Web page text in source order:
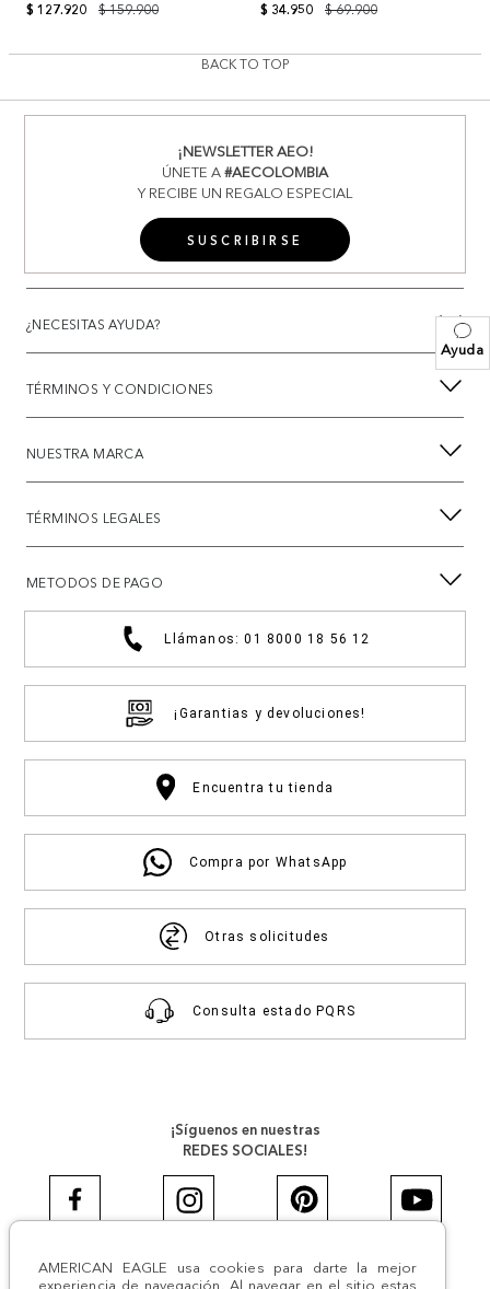
Ayuda
AMERICAN EAGLE usa cookies para darte la mejor
experiencia de navegación. Al navegar en el sitio estas
$ 159.900
$ 127.920
$ 69.900
$ 34.950
BACK TO TOP
¡NEWSLETTER AEO!
ÚNETE A#AECOLOMBIA
Y RECIBE UN REGALO ESPECIAL
SUSCRIBIRSE
¿NECESITAS AYUDA?
TÉRMINOS Y CONDICIONES
NUESTRA MARCA
TÉRMINOS LEGALES
METODOS DE PAGO
Llámanos: 01 8000 18 56 12
¡Garantias y devoluciones!
Encuentra tu tienda
Compra por WhatsApp
Otras solicitudes
Consulta estado PQRS
¡Síguenos en nuestras
REDES SOCIALES!
#AEJEANS #AerieREALCOL